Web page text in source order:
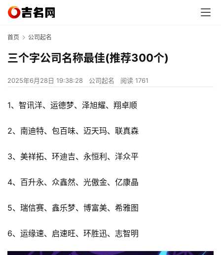
首页 公司起名
三个字公司名称最佳(推荐300个)
2025年6月28日 19:38:28 公司起名 阅读 1761
1、智讯洋、运德梦、泽旭耀、翔卓顺
2、南迪特、包百味、迈天玛、联真森
3、美祥拓、环迪吉、永恒利、洋众平
4、百升永、众鑫然、光傲金、亿康晶
5、瑞信赛、鑫乐梦、博富美、希雅图
6、运缘速、启速旺、环胜迅、志智明